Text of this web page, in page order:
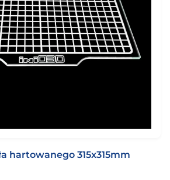
hartowanego 315x315mm